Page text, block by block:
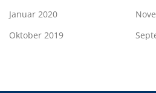
Januar 2020
Oktober 2019